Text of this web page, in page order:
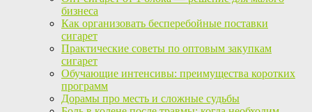
бизнеса
Как организовать бесперебойные поставки
сигарет
Практические советы по оптовым закупкам
сигарет
Обучающие интенсивы: преимущества коротких
программ
Дорамы про месть и сложные судьбы